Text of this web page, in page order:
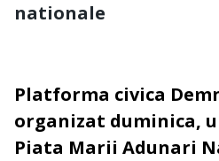
nationale
Platforma civica
organizat duminica,
Piata Marii Adunari